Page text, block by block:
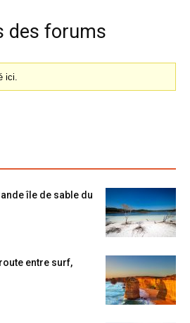
des forums
ici.
île de sable du
entre surf,